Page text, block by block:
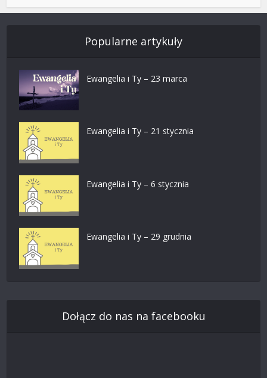
Popularne artykuły
Ewangelia i Ty – 23 marca
Ewangelia i Ty – 21 stycznia
Ewangelia i Ty – 6 stycznia
Ewangelia i Ty – 29 grudnia
Dołącz do nas na facebooku